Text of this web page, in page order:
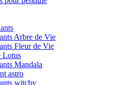
Arbre de Vie
Fleur de Vie
Lotus
Mandala
astro
witchy